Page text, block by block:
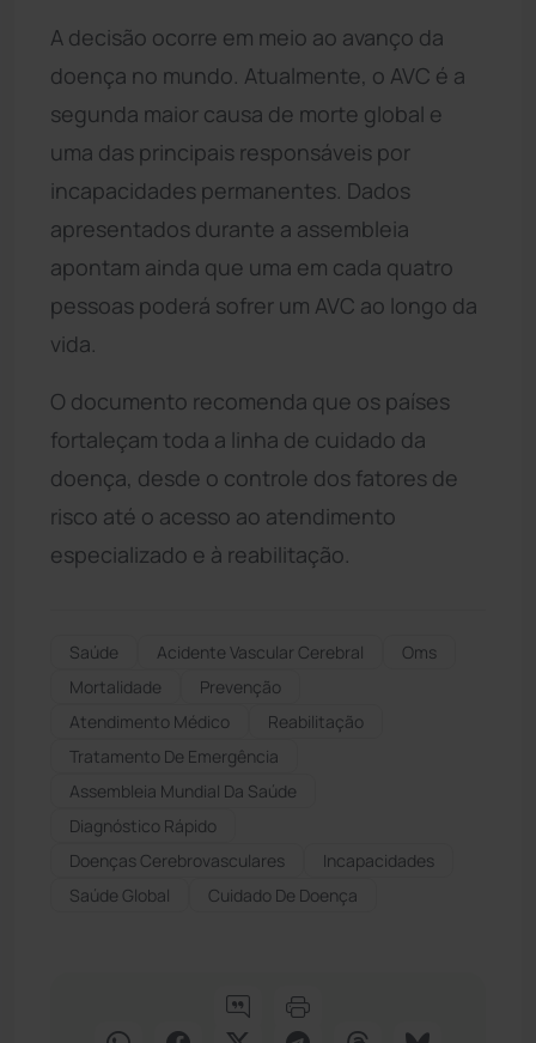
A decisão ocorre em meio ao avanço da
doença no mundo. Atualmente, o AVC é a
segunda maior causa de morte global e
uma das principais responsáveis por
incapacidades permanentes. Dados
apresentados durante a assembleia
apontam ainda que uma em cada quatro
pessoas poderá sofrer um AVC ao longo da
vida.
O documento recomenda que os países
fortaleçam toda a linha de cuidado da
doença, desde o controle dos fatores de
risco até o acesso ao atendimento
especializado e à reabilitação.
Saúde Acidente Vascular Cerebral
Oms
Mortalidade
Prevenção
Atendimento Médico
Reabilitação
Tratamento De Emergência
Assembleia Mundial Da Saúde
Diagnóstico Rápido
Doenças Cerebrovasculares
Incapacidades
Saúde Global
Cuidado De Doença